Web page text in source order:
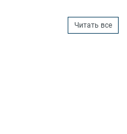
Читать все